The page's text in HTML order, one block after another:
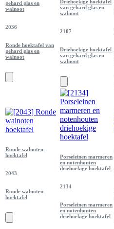
gehard glas en
walnoot
2036
Ronde hoektafel van
gehard glas en
walnoot
Driehoekige hoektafel
van gehard glas en
walnoot
2107
Driehoekige hoektafel
van gehard glas en
walnoot
Ronde walnoten
hoektafel
2043
Ronde walnoten
hoektafel
Porseleinen marmeren
en notenhouten
driehoekige hoektafel
2134
Porseleinen marmeren
en notenhouten
driehoekige hoektafel